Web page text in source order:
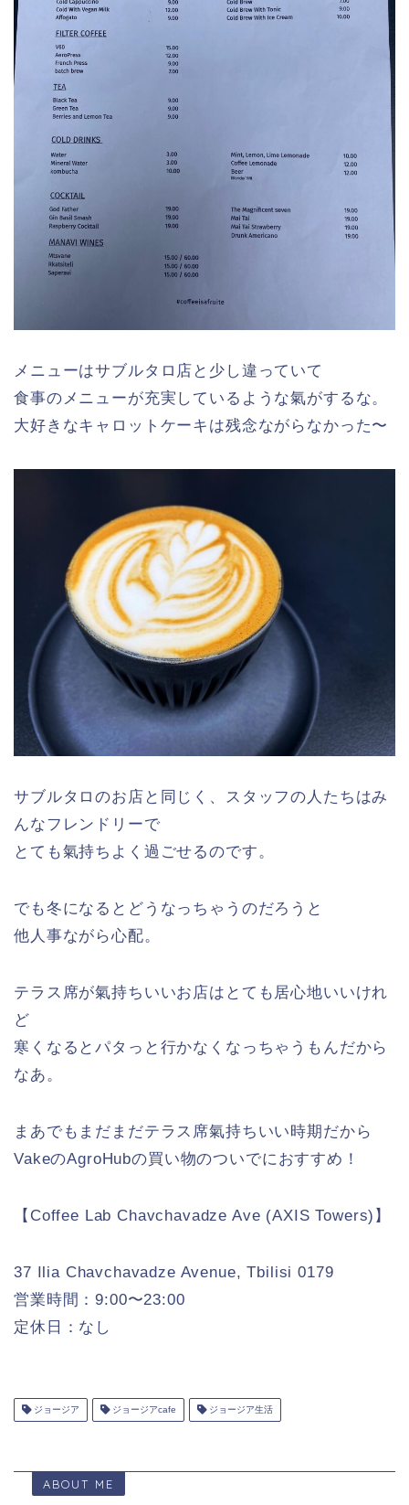
メニューはサブルタロ店と少し違っていて
食事のメニューが充実しているような氣がするな。
大好きなキャロットケーキは残念ながらなかった〜
サブルタロのお店と同じく、スタッフの人たちはみ
んなフレンドリーで
とても氣持ちよく過ごせるのです。
でも冬になるとどうなっちゃうのだろうと
他人事ながら心配。
テラス席が氣持ちいいお店はとても居心地いいけれ
ど
寒くなるとパタっと行かなくなっちゃうもんだから
なあ。
まあでもまだまだテラス席氣持ちいい時期だから
VakeのAgroHubの買い物のついでにおすすめ！
【Coffee Lab Chavchavadze Ave (AXIS Towers)】
37 Ilia Chavchavadze Avenue, Tbilisi 0179
営業時間：9:00〜23:00
定休日：なし
ジョージア ジョージアcafe ジョージア生活
ABOUT ME